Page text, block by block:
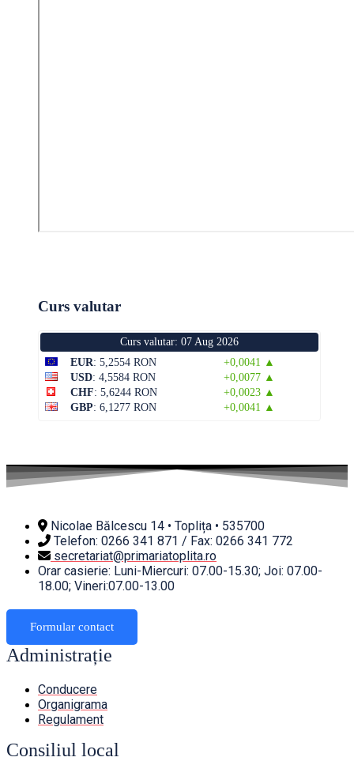
Curs valutar
Curs valutar: 07 Aug 2026
EUR: 5,2554 RON
+0,0041 ▲
USD: 4,5584 RON
+0,0077 ▲
CHF: 5,6244 RON
+0,0023 ▲
GBP: 6,1277 RON +0,0041 ▲
Nicolae Bălcescu 14 • Toplița • 535700
Telefon: 0266 341 871 / Fax: 0266 341 772
secretariat@primariatoplita.ro
Orar casierie: Luni-Miercuri: 07.00-15.30; Joi: 07.00-
18.00; Vineri:07.00-13.00
Formular contact
Administrație
Conducere
Organigrama
Regulament
Consiliul local